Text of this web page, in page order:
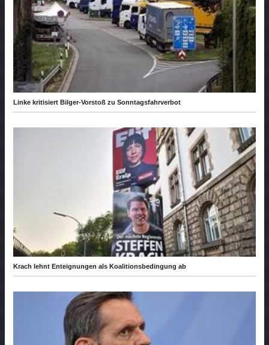
Linke kritisiert Bilger-Vorstoß zu Sonntagsfahrverbot
Krach lehnt Enteignungen als Koalitionsbedingung ab